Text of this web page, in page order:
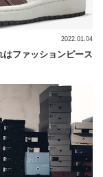
ファッションピース
2022.01.04